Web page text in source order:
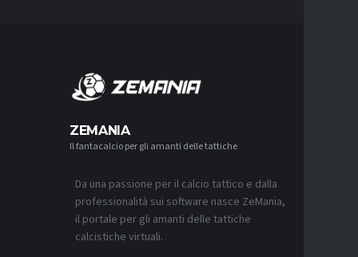
ZEMANIA
Il fantacalcio per gli amanti delle tattiche
Da una passione per il calcio tattico e dalla
professionalità sui software nasce ZeMania,
il portale per gli amanti delle tattiche
calcistiche virtuali.